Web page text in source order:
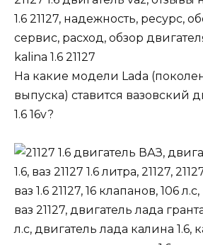
На какие модели Lada
выпуска) ставится вазовский
1 .6 16v?